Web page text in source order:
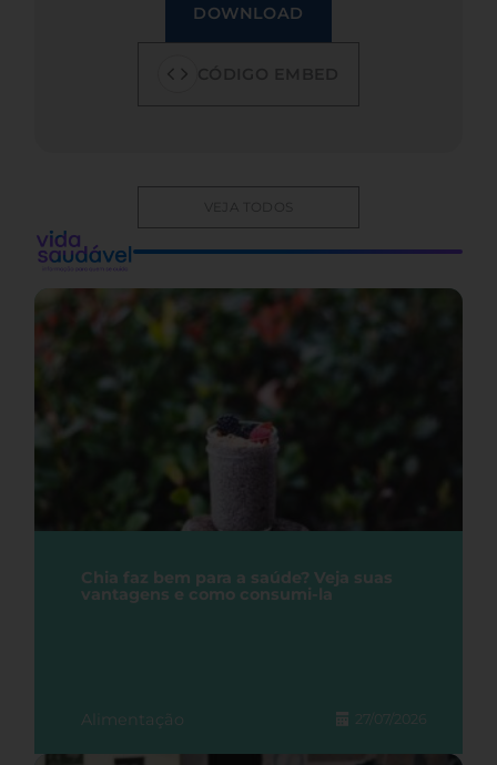
DOWNLOAD
VEJA TODOS
Chia faz bem para a saúde? Veja suas
vantagens e como consumi-la
Alimentação 27/07/2026